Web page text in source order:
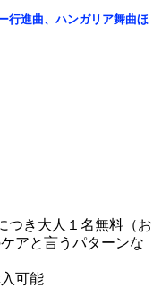
行進曲、ハンガリア舞曲ほ
き大人１名無料（お
アと言うパターンな
可能